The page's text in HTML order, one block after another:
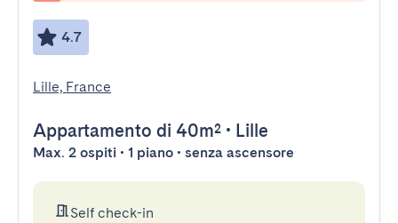
4.7
Lille, France
Appartamento di 40m² • Lille
Max. 2 ospiti • 1 piano • senza ascensore
Self check-in